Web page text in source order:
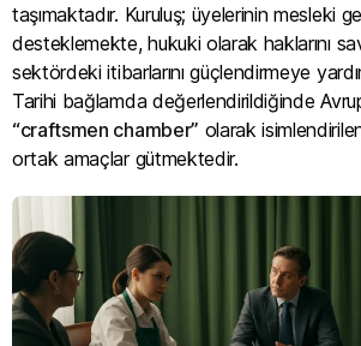
taşımaktadır. Kuruluş; üyelerinin mesleki
desteklemekte, hukuki olarak haklarını
sektördeki itibarlarını güçlendirmeye
Tarihi bağlamda değerlendirildiğinde
“craftsmen chamber” olarak
ortak amaçlar gütmektedir.